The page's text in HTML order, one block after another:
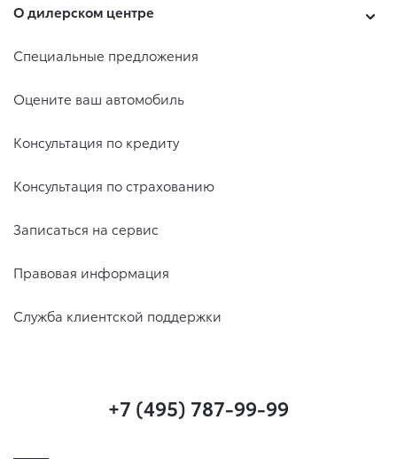
О дилерском центре
Специальные предложения
Оцените ваш автомобиль
Консультация по кредиту
Консультация по страхованию
Записаться на сервис
Правовая информация
Служба клиентской поддержки
+7 (495) 787-99-99